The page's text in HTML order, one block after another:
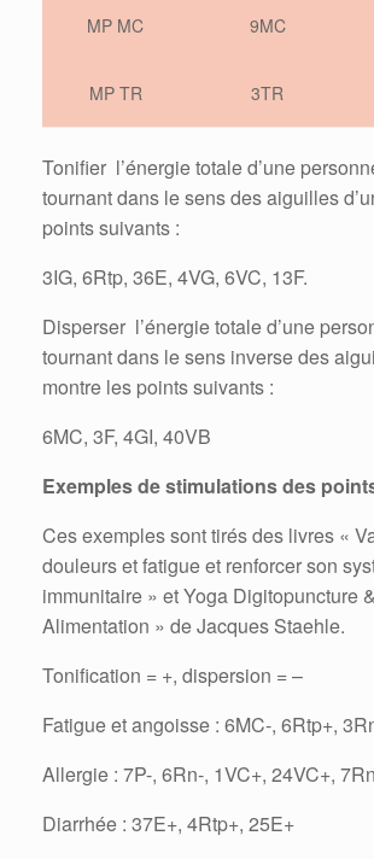
MP MC 9MC
MP TR 3TR
Tonifier l’énergie totale d’une
tournant dans le sens des aiguilles
points suivants :
3IG, 6Rtp, 36E, 4VG, 6VC, 13F.
Disperser l’énergie totale d’une
tournant dans le sens inverse des
montre les points suivants :
6MC, 3F, 4GI, 40VB
Exemples de stimulations des
Ces exemples sont tirés des livres «
douleurs et fatigue et renforcer son
immunitaire » et Yoga Digitopuncture &
Alimentation » de Jacques Staehle.
Tonification = +, dispersion = –
Fatigue et angoisse : 6MC-, 6Rtp+,
Allergie : 7P-, 6Rn-, 1VC+, 24VC+,
Diarrhée : 37E+, 4Rtp+, 25E+